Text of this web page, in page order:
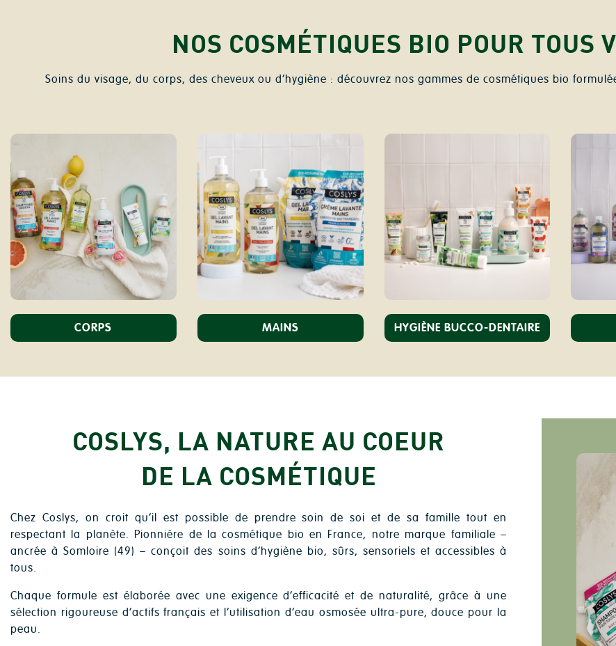
NOS COSMÉTIQUES BIO POUR TOUS
Soins du visage, du corps, des cheveux ou d’hygiène : découvrez nos gammes de cosmétiques bio
CORPS MAINS HYGIÈNE BUCCO-DENTAIRE
COSLYS, LA NATURE AU COEUR
DE LA COSMÉTIQUE
Chez Coslys, on croit qu’il est possible de prendre soin de soi et de sa famille tout en
respectant la planète. Pionnière de la cosmétique bio en France, notre marque familiale –
ancrée à Somloire (49) – conçoit des soins d’hygiène bio, sûrs, sensoriels et accessibles à
tous.
Chaque formule est élaborée avec une exigence d’efficacité et de naturalité, grâce à une
sélection rigoureuse d’actifs français et l’utilisation d’eau osmosée ultra-pure, douce pour la
peau.